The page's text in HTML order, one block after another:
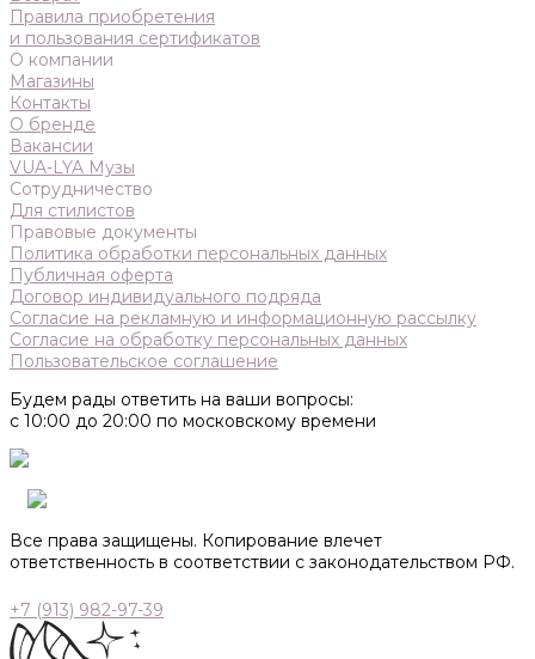
Правила приобретения
и пользования сертификатов
О компании
Магазины
Контакты
О бренде
Вакансии
VUA-LYA Музы
Сотрудничество
Для стилистов
Правовые документы
Политика обработки персональных данных
Публичная оферта
Договор индивидуального подряда
Согласие на рекламную и информационную рассылку
Согласие на обработку персональных данных
Пользовательское соглашение
Будем рады ответить на ваши вопросы:
с 10:00 до 20:00 по московскому времени
Все права защищены. Копирование влечет
ответственность в соответствии с законодательством РФ.
+7 (913) 982-97-39